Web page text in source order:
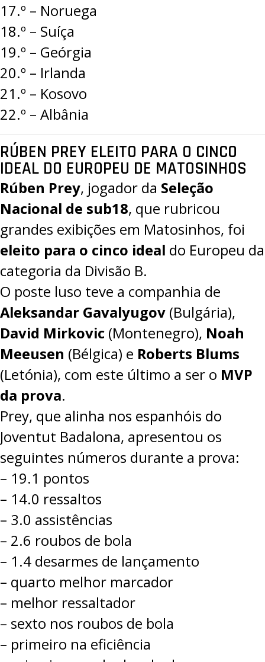
17.º – Noruega
18.º – Suíça
19.º – Geórgia
20.º – Irlanda
21.º – Kosovo
22.º – Albânia
RÚBEN PREY ELEITO PARA O CINCO
IDEAL DO EUROPEU DE MATOSINHOS
Rúben Prey, jogador da Seleção
Nacional de sub18, que rubricou
grandes exibições em Matosinhos, foi
eleito para o cinco ideal do Europeu da
categoria da Divisão B.
O poste luso teve a companhia de
Aleksandar Gavalyugov (Bulgária),
David Mirkovic (Montenegro), Noah
Meeusen (Bélgica) e Roberts Blums
(Letónia), com este último a ser o MVP
da prova.
Prey, que alinha nos espanhóis do
Joventut Badalona, apresentou os
seguintes números durante a prova:
– 19.1 pontos
– 14.0 ressaltos
– 3.0 assistências
– 2.6 roubos de bola
– 1.4 desarmes de lançamento
– quarto melhor marcador
– melhor ressaltador
– sexto nos roubos de bola
– primeiro na eficiência